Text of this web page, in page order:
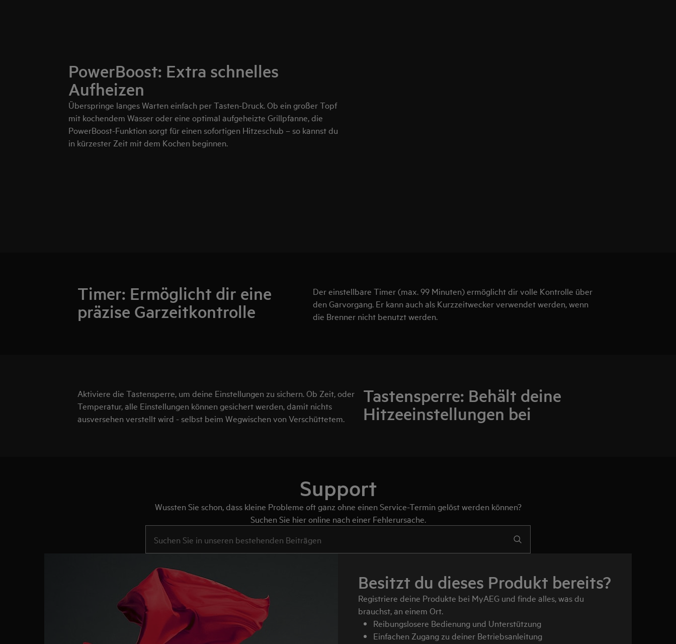
PowerBoost: Extra schnelles
Aufheizen
Überspringe langes Warten einfach per Tasten-Druck. Ob ein großer Topf
mit kochendem Wasser oder eine optimal aufgeheizte Grillpfanne, die
PowerBoost-Funktion sorgt für einen sofortigen Hitzeschub – so kannst du
in kürzester Zeit mit dem Kochen beginnen.
Timer: Ermöglicht dir eine
präzise Garzeitkontrolle
Der einstellbare Timer (max. 99 Minuten) ermöglicht dir volle Kontrolle über
den Garvorgang. Er kann auch als Kurzzeitwecker verwendet werden, wenn
die Brenner nicht benutzt werden.
Tastensperre: Behält deine
Hitzeeinstellungen bei
Aktiviere die Tastensperre, um deine Einstellungen zu sichern. Ob Zeit, oder
Temperatur, alle Einstellungen können gesichert werden, damit nichts
ausversehen verstellt wird - selbst beim Wegwischen von Verschüttetem.
Support
Wussten Sie schon, dass kleine Probleme oft ganz ohne einen Service-Termin gelöst werden können?
Suchen Sie hier online nach einer Fehlerursache.
Besitzt du dieses Produkt bereits?
Registriere deine Produkte bei MyAEG und finde alles, was du
brauchst, an einem Ort.
Reibungslosere Bedienung und Unterstützung
Einfachen Zugang zu deiner Betriebsanleitung